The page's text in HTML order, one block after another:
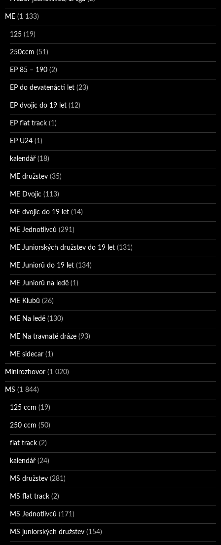
ME (1 133)
125 (19)
250ccm (51)
EP 85 – 190 (2)
EP do devatenácti let (23)
EP dvojic do 19 let (12)
EP flat track (1)
EP U24 (1)
kalendář (18)
ME družstev (35)
ME Dvojic (113)
ME dvojic do 19 let (14)
ME Jednotlivců (291)
ME Juniorských družstev do 19 let (131)
ME Juniorů do 19 let (134)
ME Juniorů na ledě (1)
ME Klubů (26)
ME Na ledě (130)
ME Na travnaté dráze (93)
ME sidecar (1)
Minirozhovor (1 020)
MS (1 844)
125 ccm (19)
250 ccm (50)
flat track (2)
kalendář (24)
MS družstev (281)
MS flat track (2)
MS Jednotlivců (171)
MS juniorských družstev (154)